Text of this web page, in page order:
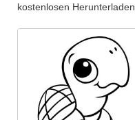
kostenlosen Herunterladen